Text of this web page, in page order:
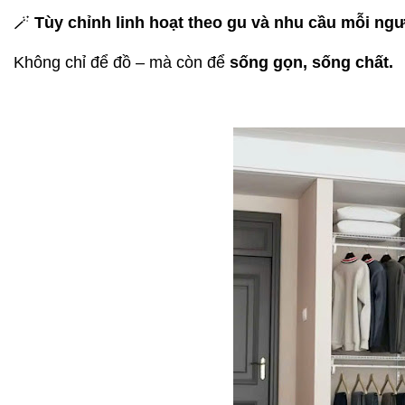
🪄 Tùy chỉnh linh hoạt theo gu và nhu cầu mỗi
Không chỉ để đồ – mà còn để sống gọn, sống chất.